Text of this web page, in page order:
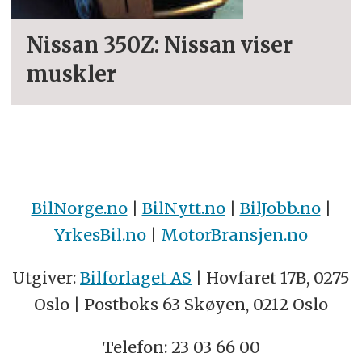
Nissan 350Z: Nissan viser
muskler
BilNorge.no| BilNytt.no| BilJobb.no|
YrkesBil.no | MotorBransjen.no
Utgiver: Bilforlaget AS | Hovfaret 17B, 0275
Oslo | Postboks 63 Skøyen, 0212 Oslo
Telefon: 23 03 66 00